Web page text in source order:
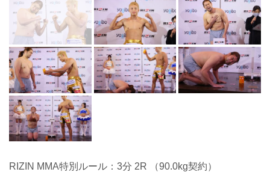
RIZIN MMA特別ルール：3分 2R （90.0kg契約）